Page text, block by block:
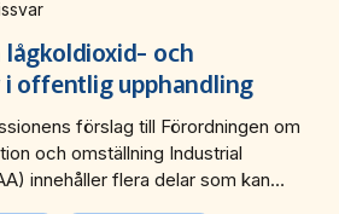
Remissvar
lågkoldioxid- och
i offentlig upphandling
förslag till Förordningen om
och omställning Industrial
innehåller flera delar som kan